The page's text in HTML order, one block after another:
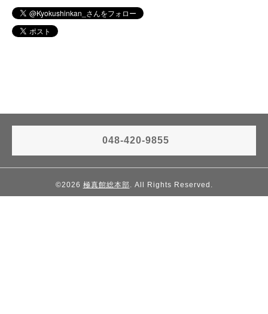
048-420-9855
©2026 極真館総本部. All Rights Reserved.